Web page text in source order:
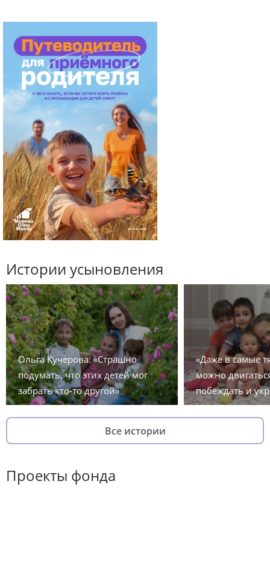
Истории усыновления
Ольга Кучерова: «Страшно
подумать, что этих детей мог
забрать кто-то другой»
«Даже в самые
можно
побеждать и
Все истории
Проекты фонда